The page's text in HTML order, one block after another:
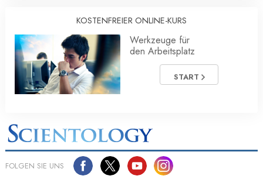
KOSTENFREIER ONLINE-KURS
Werkzeuge für
den Arbeitsplatz
START
FOLGEN SIE UNS